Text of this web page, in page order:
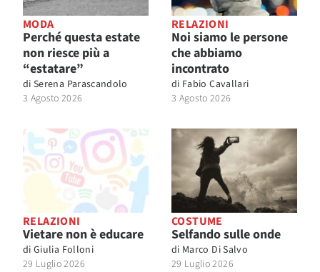
MODA
Perché questa estate
non riesce più a
“estatare”
di Serena Parascandolo
3 Agosto 2026
RELAZIONI
Noi siamo le persone
che abbiamo
incontrato
di Fabio Cavallari
3 Agosto 2026
RELAZIONI
Vietare non è educare
di Giulia Folloni
29 Luglio 2026
COSTUME
Selfando sulle onde
di Marco Di Salvo
29 Luglio 2026